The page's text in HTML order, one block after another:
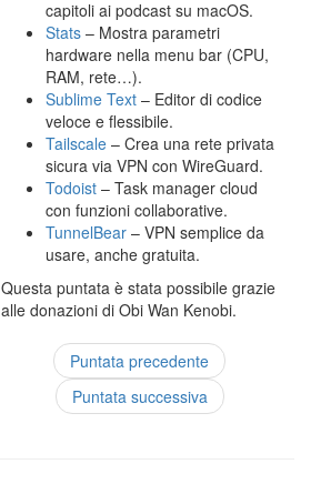
capitoli ai podcast su macOS.
Stats – Mostra parametri
hardware nella menu bar (CPU,
RAM, rete…).
Sublime Text – Editor di codice
veloce e flessibile.
Tailscale – Crea una rete privata
sicura via VPN con WireGuard.
Todoist – Task manager cloud
con funzioni collaborative.
TunnelBear – VPN semplice da
usare, anche gratuita.
Questa puntata è stata possibile grazie
alle donazioni di Obi Wan Kenobi.
Puntata precedente
Puntata successiva